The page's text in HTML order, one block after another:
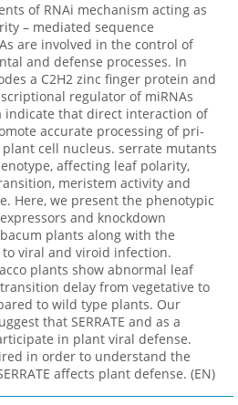
of RNAi mechanism acting as
– mediated sequence
are involved in the control of
and defense processes. In
a C2H2 zinc finger protein and
regulator of miRNAs
indicate that direct interaction of
accurate processing of pri-
cell nucleus. serrate mutants
affecting leaf polarity,
meristem activity and
Here, we present the phenotypic
and knockdown
plants along with the
viral and viroid infection.
plants show abnormal leaf
delay from vegetative to
to wild type plants. Our
that SERRATE and as a
in plant viral defense.
in order to understand the
affects plant defense. (EN)